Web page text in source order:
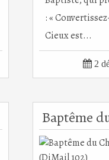
: «
Cieux est...
 2